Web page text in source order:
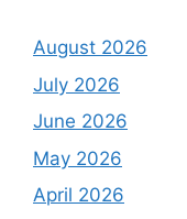
August 2026
July 2026
June 2026
May 2026
April 2026